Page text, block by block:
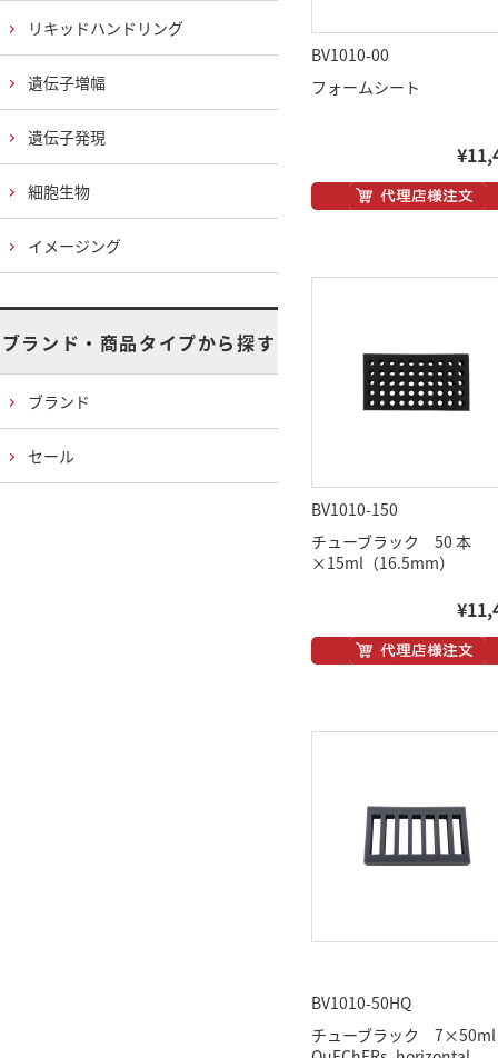
BV1010-00
フォームシート
BV1010-150
チューブラック 50 本
×15ml（16.5mm）
BV1010-50HQ
チューブラック 7×50ml
リキッドハンドリング
遺伝子増幅
遺伝子発現
細胞生物
イメージング
ブランド・商品タイプから探す
ブランド
セール